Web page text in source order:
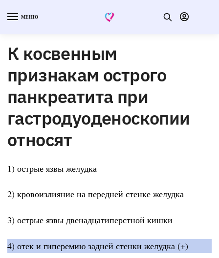
МЕНЮ
К косвенным
признакам острого
панкреатита при
гастродуоденоскопии
относят
1) острые язвы желудка
2) кровоизлияние на передней стенке желудка
3) острые язвы двенадцатиперстной кишки
4) отек и гиперемию задней стенки желудка (+)